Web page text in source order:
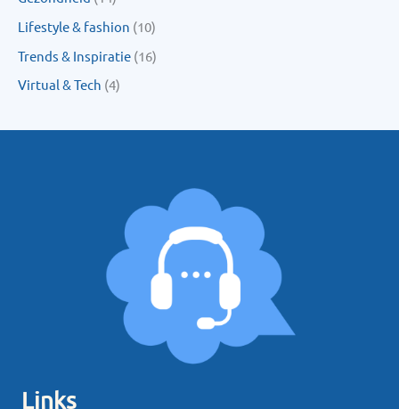
Lifestyle & fashion (10)
Trends & Inspiratie (16)
Virtual & Tech (4)
Links